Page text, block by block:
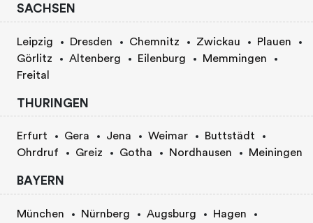
SACHSEN
Leipzig Dresden Chemnitz Zwickau
Plauen
Görlitz
Altenberg Eilenburg
Memmingen
Freital
THURINGEN
Erfurt Gera Jena Weimar
Buttstädt
Ohrdruf
Greiz Gotha Nordhausen Meiningen
BAYERN
München Nürnberg Augsburg
Hagen